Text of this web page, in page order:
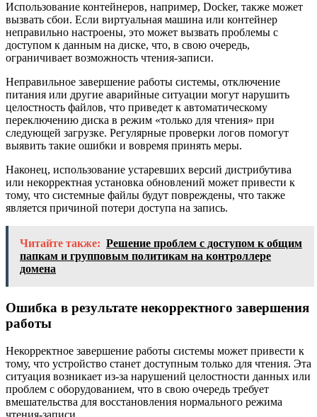
Использование контейнеров, например, Docker, также может
вызвать сбои. Если виртуальная машина или контейнер
неправильно настроены, это может вызвать проблемы с
доступом к данным на диске, что, в свою очередь,
ограничивает возможность чтения-записи.
Неправильное завершение работы системы, отключение
питания или другие аварийные ситуации могут нарушить
целостность файлов, что приведет к автоматическому
переключению диска в режим «только для чтения» при
следующей загрузке. Регулярные проверки логов помогут
выявить такие ошибки и вовремя принять меры.
Наконец, использование устаревших версий дистрибутива
или некорректная установка обновлений может привести к
тому, что системные файлы будут повреждены, что также
является причиной потери доступа на запись.
Читайте также: Решение проблем с доступом к общим
папкам и групповым политикам на контроллере
домена
Ошибка в результате некорректного завершения
работы
Некорректное завершение работы системы может привести к
тому, что устройство станет доступным только для чтения. Эта
ситуация возникает из-за нарушений целостности данных или
проблем с оборудованием, что в свою очередь требует
вмешательства для восстановления нормального режима
чтения-записи.